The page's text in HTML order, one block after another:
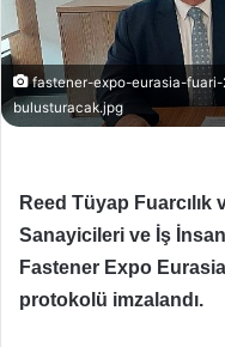
fastener-expo-eurasia-
bulusturacak.jpg
Reed Tüyap Fuarcılık
Sanayicileri ve İş
Fastener Expo
protokolü imzalandı.